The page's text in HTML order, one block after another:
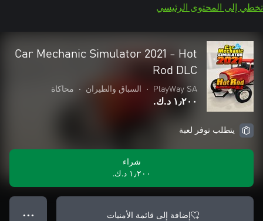
تخطي إلى المحتوى الرئيسي
Car Mechanic Simulator 2021 - Hot
Rod DLC
PlayWay SA
• السباق والطيران • محاكاة
١٫٢٠٠ د.ك.‏
يتطلب توفر لعبة
شراء
١٫٢٠٠ د.ك.‏
إضافة إلى قائمة الأمنيات ● ● ●